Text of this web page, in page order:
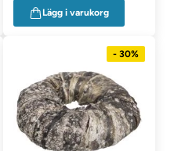
Lägg i varukorg
- 30%